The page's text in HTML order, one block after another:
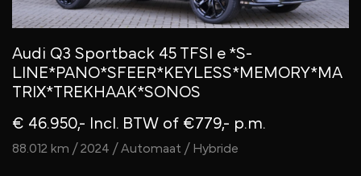
Audi Q3 Sportback 45 TFSI e *S-
LINE*PANO*SFEER*KEYLESS*MEMORY*MA
TRIX*TREKHAAK*SONOS
€ 46.950,- Incl. BTW of €779,- p.m.
88.012 km / 2024 / Automaat / Hybride